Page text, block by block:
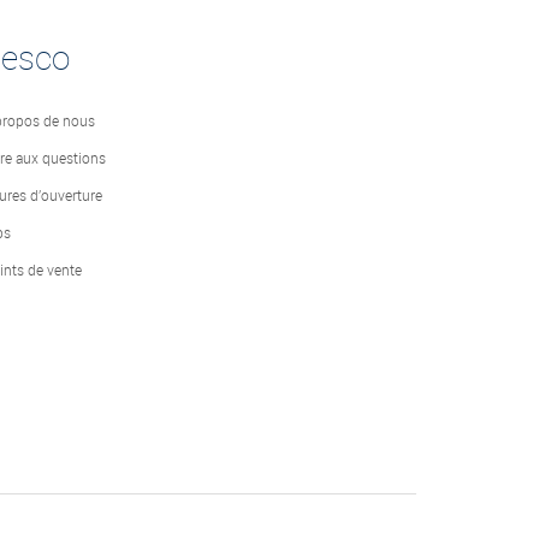
de nous
aux questions
d’ouverture
de vente